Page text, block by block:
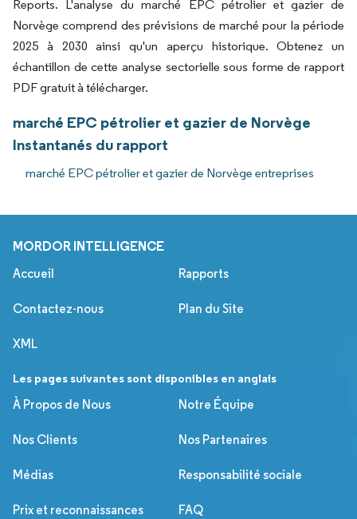
Reports. L'analyse du marché EPC pétrolier et gazier de
Norvège comprend des prévisions de marché pour la période
2025 à 2030 ainsi qu'un aperçu historique. Obtenez un
échantillon de cette analyse sectorielle sous forme de rapport
PDF gratuit à télécharger.
marché EPC pétrolier et gazier de Norvège
Instantanés du rapport
marché EPC pétrolier et gazier de Norvège entreprises
MORDOR INTELLIGENCE
Accueil Rapports
Contactez-nous Plan du Site
XML
Les pages suivantes sont disponibles en anglais
À Propos de Nous
Notre Équipe
Nos Clients Nos Partenaires
Médias Responsabilité sociale
Prix et reconnaissances FAQ